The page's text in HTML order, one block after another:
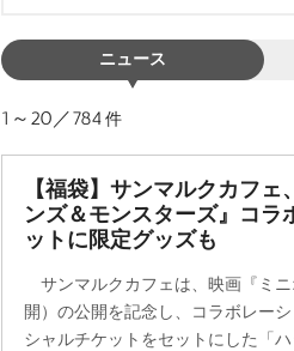
ニュース
1～20／784件
【福袋】サンマルクカフ
ンズ＆モンスターズ』コ
ットに限定グッズも
サンマルクカフェは、映画『ミ
開）の公開を記念し、コラボレー
シャルチケットをセットにした「